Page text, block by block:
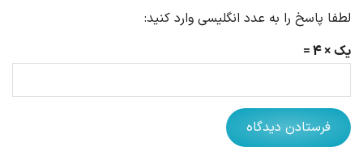
لطفا پاسخ را به عدد انگلیسی وارد کنید:
یک × 4 =